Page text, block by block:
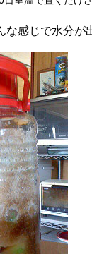
感じで水分が